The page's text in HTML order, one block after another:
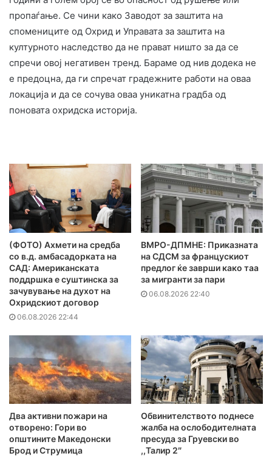
пропаѓање. Се чини како Заводот за заштита на
спомениците од Охрид и Управата за заштита на
културното наследство да не прават ништо за да се
спречи овој негативен тренд. Бараме од нив додека не
е предоцна, да ги спречат градежните работи на оваа
локација и да се сочува оваа уникатна градба од
поновата охридска историја.
(ФОТО) Ахмети на средба
со в.д. амбасадорката на
САД: Американската
поддршка е суштинска за
зачувување на духот на
Охридскиот договор
06.08.2026 22:44
ВМРО-ДПМНЕ: Приказната
на СДСМ за францускиот
предлог ќе заврши како таа
за мигранти за пари
06.08.2026 22:40
Два активни пожари на
отворено: Гори во
општините Македонски
Брод и Струмица
Обвинителството поднесе
жалба на ослободителната
пресуда за Груевски во
,,Талир 2″